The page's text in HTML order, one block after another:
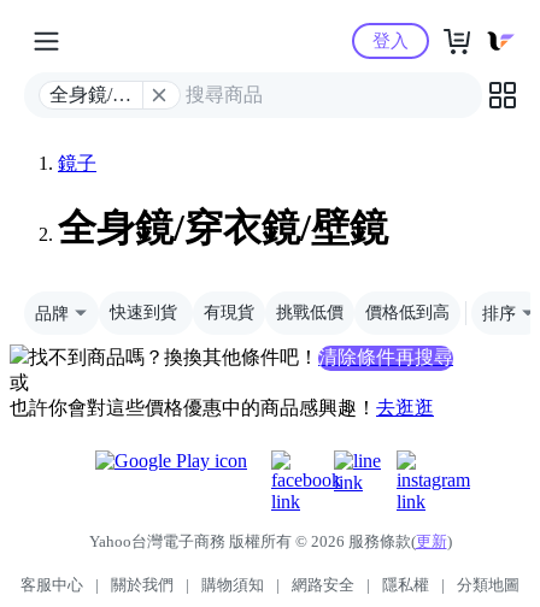
Yahoo購物中心
全身鏡/穿
登入
鏡子
全身鏡/穿衣鏡/壁鏡
品牌 快速到貨 有現貨 挑戰低價 價格低到高 排序
找不到商品嗎？換換其他條件吧！ 清除條件再搜尋
或
也許你會對這些價格優惠中的商品感興趣！ 去逛逛
Yahoo台灣電子商務 版權所有 © 2026 服務條款(更新)
客服中心 | 關於我們 | 購物須知 | 網路安全 | 隱私權 | 分類地圖